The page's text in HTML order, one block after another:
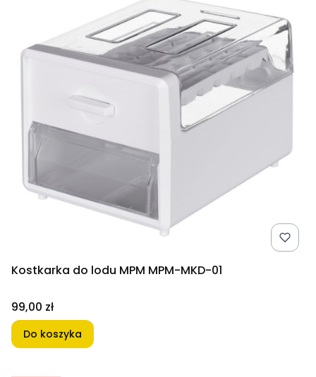
Kostkarka do lodu MPM MPM-MKD-01
Cena
99,00 zł
Do koszyka